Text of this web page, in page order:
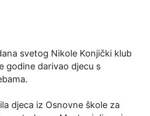
svetog Nikole Konjički klub
godine darivao djecu s
djeca iz Osnovne škole za